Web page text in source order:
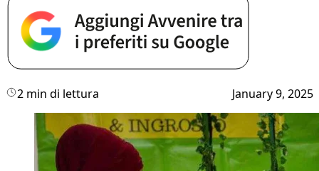
2 min di lettura January 9, 2025